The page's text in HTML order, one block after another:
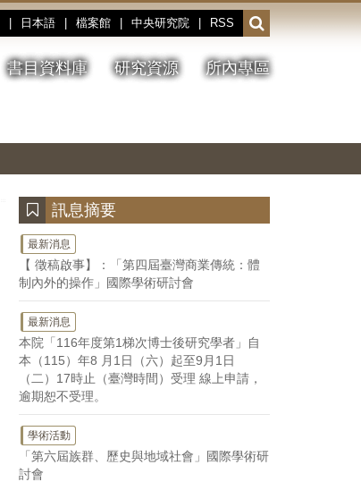
日本語 檔案館 中央研究院 RSS
開
啟
或
收
書目資料庫 研究資源 所內專區
停、
圖
圖
結
訊息摘要
最新消息
【 徵稿啟事】：「第四屆臺灣商業傳統：體
制內外的操作」國際學術研討會
最新消息
本院「116年度第1梯次博士後研究學者」自
本（115）年8 月1日（六）起至9月1日
（二）17時止（臺灣時間）受理 線上申請，
逾期恕不受理。
學術活動
「第六屆族群、歷史與地域社會」國際學術研
討會